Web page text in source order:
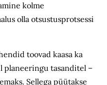
kolme
olla otsustusprotsessi
toovad kaasa ka
planeeringu tasanditel –
Sellega püütakse